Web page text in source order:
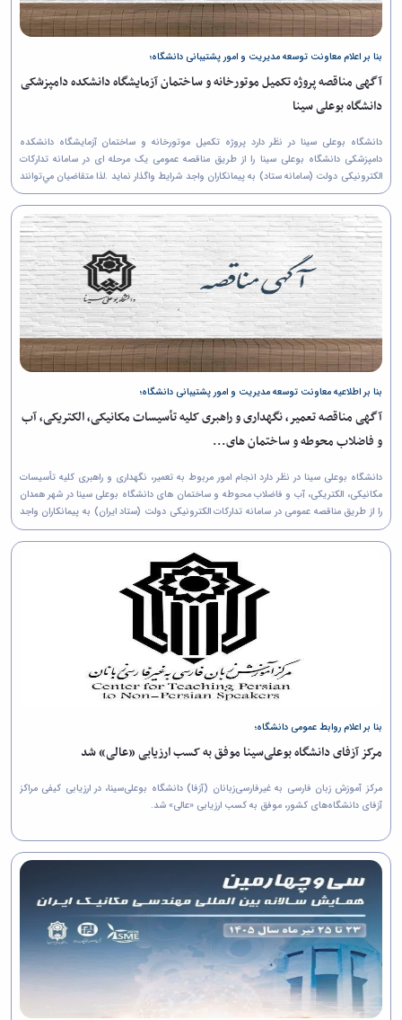
معظم
رهبری
تماس
دانشگاه
روابط
آدرس
دانشکده‌ها
شماره
تلفن‌ها
آموزش
کارکنان
سایر
تقویم
آموزشی
نظامنامه
آموزش
دانش‌آموختگان
آزمایشگاه
باستان
شناسی
آزمایشگاه
هوش
ربات
بینایی
آزمایشگاه
ژئوماتیک
پژوهش
کتابخانه
مرکزی
و
مرکز
اسناد
پایان
نامه
و
رساله
سنجی
همایش‌ها
انتشارات
دانشگاه
نشر
کتب
مجلات
علمی
فصلنامه
و
حسابداری
رزن
صنایع
غذایی
بهار
آموزش
عالی
فاطمیه
نهاوند
(ویژه
دختران)
زمین
چمن
سالن‌های
ورزشی
تفریحی-
سیاحتی
باغ
دانشگاه
موزه
تاریخ
طبیعی
دانشگاه
(محمد)
بنا بر اعلام معاونت توسعه مدیریت و امور پشتیبانی دانشگاه؛
آگهی مناقصه پروژه تکمیل موتورخانه و ساختمان آزمایشگاه دانشکده دامپزشکی
دانشگاه بوعلی سینا
دانشگاه بوعلی سینا در نظر دارد پروژه تکمیل موتورخانه و ساختمان آزمایشگاه دانشکده
دامپزشکی دانشگاه بوعلی سینا را از طريق مناقصه عمومی یک مرحله ای در سامانه تدارکات
الکترونیکی دولت (سامانه ستاد) به پیمانکاران واجد شرایط واگذار نماید .لذا متقاضيان مي‌توانند
جهت شركت در مناقصه به شرح...
بنا بر اطلاعیه معاونت توسعه مدیریت و امور پشتیبانی دانشگاه؛
آگهی مناقصه تعمیر، نگهداری و راهبری کلیه تأسیسات مکانیکی، الکتریکی، آب
و فاضلاب محوطه و ساختمان های...
دانشگاه بوعلی سینا در نظر دارد انجام امور مربوط به تعمیر، نگهداری و راهبری کلیه تأسیسات
مکانیکی، الکتریکی، آب و فاضلاب محوطه و ساختمان های دانشگاه بوعلی سینا در شهر همدان
را از طريق مناقصه عمومی در سامانه تدارکات الکترونیکی دولت (ستاد ایران) به پیمانکاران واجد
شرایط واگذار نماید.
بنا بر اعلام روابط عمومی دانشگاه؛
مرکز آزفای دانشگاه بوعلی‌سینا موفق به کسب ارزیابی «عالی» شد
مرکز آموزش زبان فارسی به غیرفارسی‌زبانان (آزفا) دانشگاه بوعلی‌سینا، در ارزیابی کیفی مراکز
آزفای دانشگاه‌های کشور، موفق به کسب ارزیابی «عالی» شد.